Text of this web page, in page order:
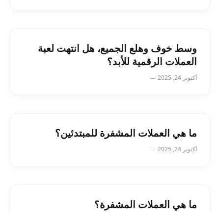
وسط خوف وهلع الجميع، هل انتهت لعبة
العملات الرقمية للأبد؟
أكتوبر 24, 2025
ما هي العملات المشفرة للمبتدئين؟
أكتوبر 24, 2025
ما هي العملات المشفرة؟